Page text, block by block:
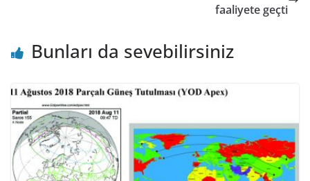
faaliyete geçti
Bunları da sevebilirsiniz